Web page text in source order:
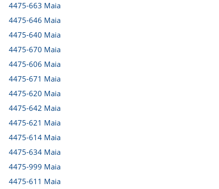
4475-663 Maia
4475-646 Maia
4475-640 Maia
4475-670 Maia
4475-606 Maia
4475-671 Maia
4475-620 Maia
4475-642 Maia
4475-621 Maia
4475-614 Maia
4475-634 Maia
4475-999 Maia
4475-611 Maia